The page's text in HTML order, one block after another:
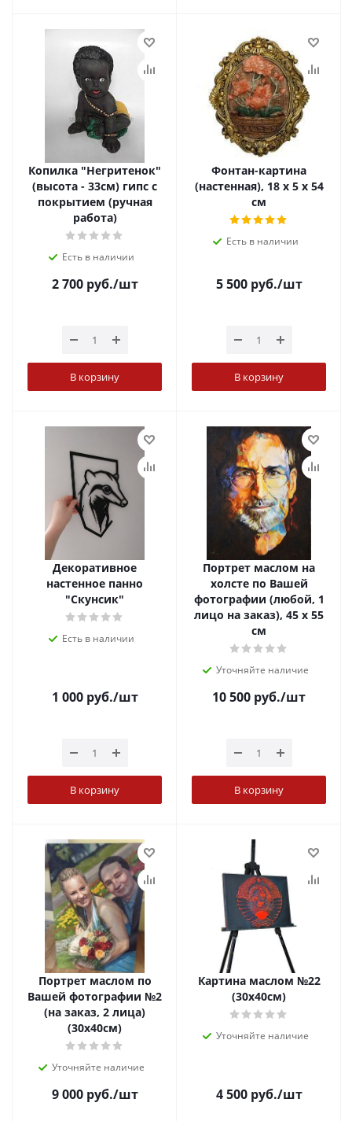
Копилка "Негритенок"
(высота - 33см) гипс с
покрытием (ручная
работа)
Есть в наличии
2 700руб./шт
В корзину
Фонтан-картина
(настенная), 18 х 5 х 54
см
Есть в наличии
5 500руб./шт
В корзину
Декоративное
настенное панно
"Скунсик"
Есть в наличии
1 000руб./шт
В корзину
Портрет маслом на
холсте по Вашей
фотографии (любой, 1
лицо на заказ), 45 х 55
см
Уточняйте наличие
10 500 руб./шт
В корзину
Портрет маслом по
Вашей фотографии №2
(на заказ, 2 лица)
(30х40см)
Уточняйте наличие
9 000руб./шт
Картина маслом №22
(30х40см)
Уточняйте наличие
4 500руб./шт